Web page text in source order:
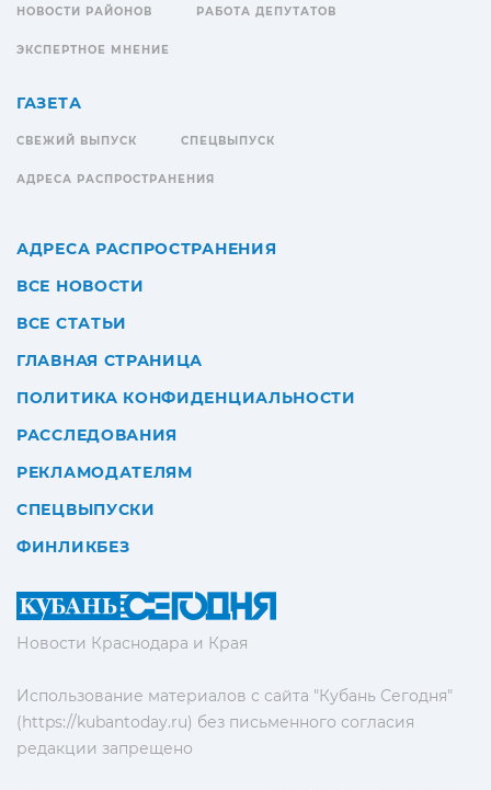
Новости Краснодара и Края
Использование материалов с сайта "Кубань Сегодня"
(https://kubantoday.ru) без письменного согласия
редакции запрещено
НОВОСТИ РАЙОНОВ РАБОТА ДЕПУТАТОВ
ЭКСПЕРТНОЕ МНЕНИЕ
ГАЗЕТА
СВЕЖИЙ ВЫПУСК СПЕЦВЫПУСК
АДРЕСА РАСПРОСТРАНЕНИЯ
АДРЕСА РАСПРОСТРАНЕНИЯ
ВСЕ НОВОСТИ
ВСЕ СТАТЬИ
ГЛАВНАЯ СТРАНИЦА
ПОЛИТИКА КОНФИДЕНЦИАЛЬНОСТИ
РАССЛЕДОВАНИЯ
РЕКЛАМОДАТЕЛЯМ
СПЕЦВЫПУСКИ
ФИНЛИКБЕЗ